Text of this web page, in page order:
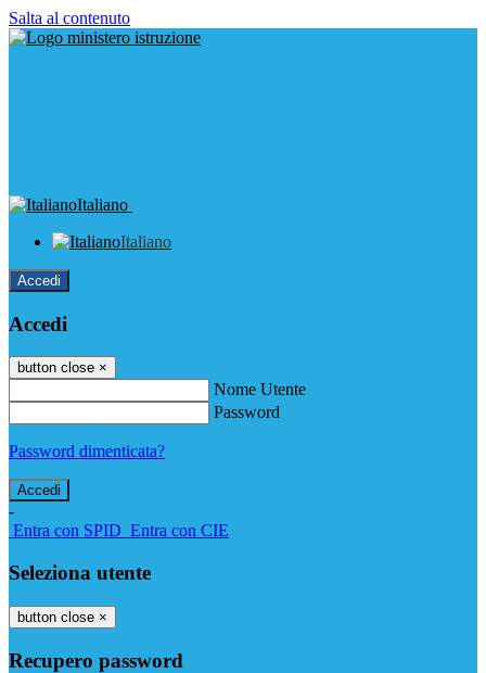
Salta al contenuto
Italiano
Italiano
Accedi
Accedi
button close ×
Nome Utente
Password
Password dimenticata?
-
Entra con SPID Entra con CIE
Seleziona utente
button close ×
Recupero password